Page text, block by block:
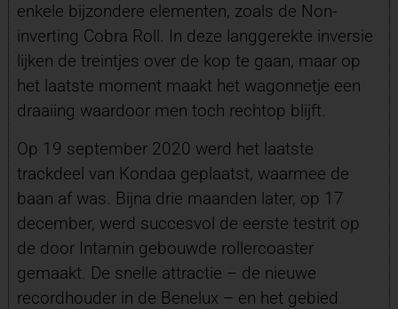
enkele bijzondere elementen, zoals de Non-
inverting Cobra Roll. In deze langgerekte inversie
lijken de treintjes over de kop te gaan, maar op
het laatste moment maakt het wagonnetje een
draaiing waardoor men toch rechtop blijft.
Op 19 september 2020 werd het laatste
trackdeel van Kondaa geplaatst, waarmee de
baan af was. Bijna drie maanden later, op 17
december, werd succesvol de eerste testrit op
de door Intamin gebouwde rollercoaster
gemaakt. De snelle attractie – de nieuwe
recordhouder in de Benelux – en het gebied